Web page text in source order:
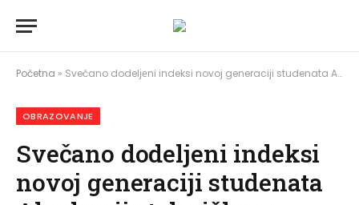
Početna » Svečano dodelјеni indeksi novoj generaciji studenata Akademije tehničko – vaspitačkih strukovnih studija – Odsek Vranje
OBRAZOVANJE
Svečano dodelјеni indeksi
novoj generaciji studenata